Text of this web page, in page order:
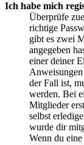
Ich habe mich
Überprüfe
richtige
gibt es zwei
angegeben
einer deiner
der Fall ist,
werden. Bei
Mitglieder
selbst
wurde dir
Wenn du